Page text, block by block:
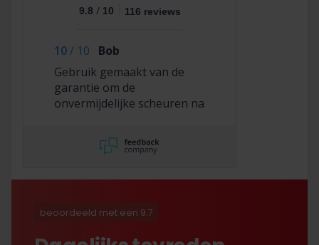
9.8 / 10 116 reviews
10/ 10
Bob
Gebruik gemaakt van de
garantie om de
onvermijdelijke scheuren na
en dat hebben ze super
netjes gedaan!
beoordeeld met een 9.7